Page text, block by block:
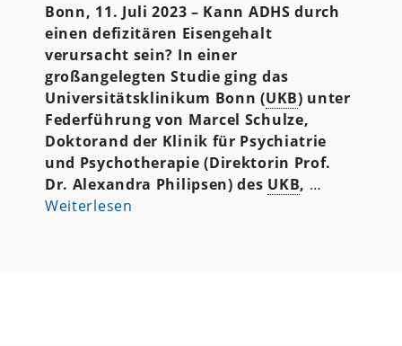
Bonn, 11. Juli 2023 – Kann ADHS durch
einen defizitären Eisengehalt
verursacht sein? In einer
großangelegten Studie ging das
Universitätsklinikum Bonn (UKB) unter
Federführung von Marcel Schulze,
Doktorand der Klinik für Psychiatrie
und Psychotherapie (Direktorin Prof.
Dr. Alexandra Philipsen) des UKB, …
Weiterlesen